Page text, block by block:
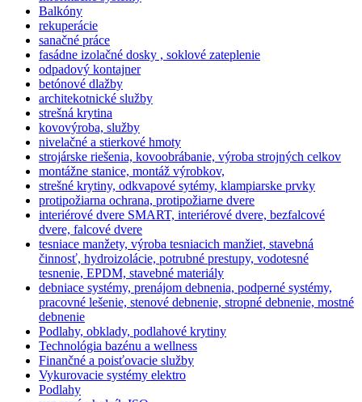
Balkóny
rekuperácie
sanačné práce
fasádne izolačné dosky , soklové zateplenie
odpadový kontajner
betónové dlažby
architekotnické služby
strešná krytina
kovovýroba, služby
nivelačné a stierkové hmoty
strojárske riešenia, kovoobrábanie, výroba strojných celkov
montážne stanice, montáž výrobkov,
strešné krytiny, odkvapové sytémy, klampiarske prvky
protipožiarna ochrana, protipožiarne dvere
interiérové dvere SMART, interiérové dvere, bezfalcové
dvere, falcové dvere
tesniace manžety, výroba tesniacich manžiet, stavebná
činnosť, hydroizolácie, potrubné prestupy, vodotesné
tesnenie, EPDM, stavebné materiály
debniace systémy, prenájom debnenia, podperné systémy,
pracovné lešenie, stenové debnenie, stropné debnenie, mostné
debnenie
Podlahy, obklady, podlahové krytiny
Technológia bazénu a wellness
Finančné a poisťovacie služby
Vykurovacie systémy elektro
Podlahy